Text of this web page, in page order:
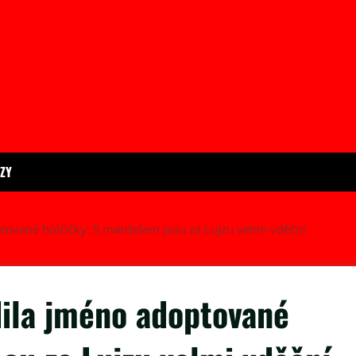
holčičky: S manželem jsou za Lujzu velmi vděční
jméno adoptované